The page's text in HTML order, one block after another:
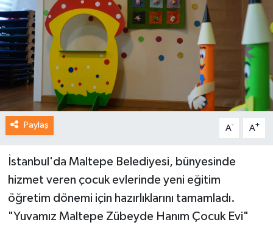
Paylaş A- A+
İstanbul'da Maltepe Belediyesi, bünyesinde
hizmet veren çocuk evlerinde yeni eğitim
öğretim dönemi için hazırlıklarını tamamladı.
"Yuvamız Maltepe Zübeyde Hanım Çocuk Evi"